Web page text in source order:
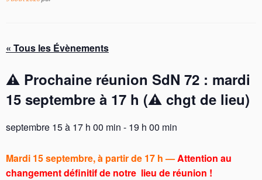
« Tous les Évènements
⚠︎ Prochaine réunion SdN 72 : mardi
15 septembre à 17 h (⚠︎ chgt de lieu)
septembre 15 à 17 h 00 min - 19 h 00 min
Mardi 15 septembre, à partir de 17 h —Attention au
changement définitif de notre lieu de réunion !